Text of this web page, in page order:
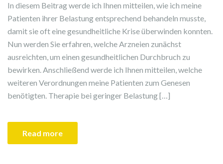
In diesem Beitrag werde ich Ihnen mitteilen, wie ich meine
Patienten ihrer Belastung entsprechend behandeln musste,
damit sie oft eine gesundheitliche Krise überwinden konnten.
Nun werden Sie erfahren, welche Arzneien zunächst
ausreichten, um einen gesundheitlichen Durchbruch zu
bewirken. Anschließend werde ich Ihnen mitteilen, welche
weiteren Verordnungen meine Patienten zum Genesen
benötigten. Therapie bei geringer Belastung […]
Read more